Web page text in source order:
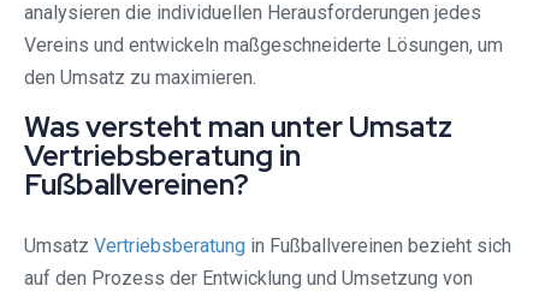
analysieren die individuellen Herausforderungen jedes
Vereins und entwickeln maßgeschneiderte Lösungen, um
den Umsatz zu maximieren.
Was versteht man unter Umsatz
Vertriebsberatung in
Fußballvereinen?
Umsatz Vertriebsberatung in Fußballvereinen bezieht sich
auf den Prozess der Entwicklung und Umsetzung von